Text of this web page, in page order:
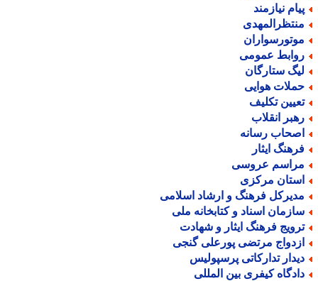
نیازمند
عمومی
ستارگان
هوایی
تکلیف
انقلاب
رسانه
ایثار
عروسی
مرکزی
فرهنگ و ارشاد اسلامی
اسناد و کتابخانه ملی
فرهنگ ایثار و شهادت
مرتضی پورعلی گنجی
تدارکاتی پرسپولیس
کیفری بین المللی